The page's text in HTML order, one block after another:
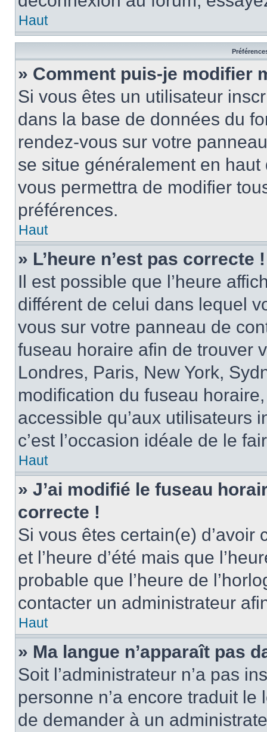
Haut
» Comment puis-je modifier
Si vous êtes un utilisateur
dans la base de données du
rendez-vous sur votre
se situe généralement en
vous permettra de modifier
préférences.
Haut
» L’heure n’est pas correcte !
Il est possible que l’heure
différent de celui dans lequel
vous sur votre panneau de
fuseau horaire afin de trouver
Londres, Paris, New York,
modification du fuseau
accessible qu’aux utilisateurs
c’est l’occasion idéale de le
Haut
» J’ai modifié le fuseau
correcte !
Si vous êtes certain(e)
et l’heure d’été mais que
probable que l’heure de
contacter un administrateur
Haut
» Ma langue n’apparaît pas
Soit l’administrateur n’a pas
personne n’a encore traduit
de demander à un